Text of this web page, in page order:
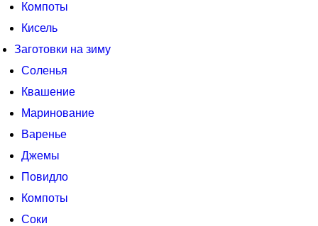
Компоты
Кисель
Заготовки на зиму
Соленья
Квашение
Маринование
Варенье
Джемы
Повидло
Компоты
Соки